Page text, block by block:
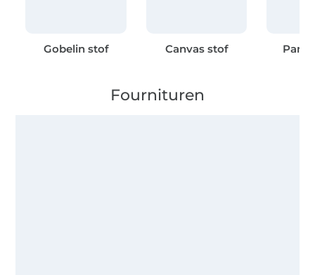
Gobelin stof Canvas stof
Fournituren